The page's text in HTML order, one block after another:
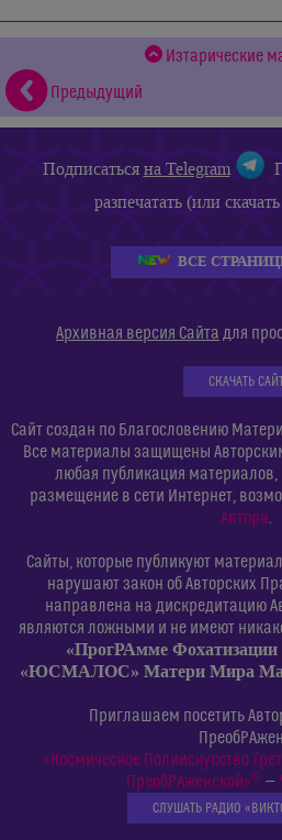
Изтарические
Предыдущий
Подписатьсяна Telegram
разпечатать (или
ВСЕ
Архивная версия Сайта для
СКАЧАТЬ
Сайт создан по Благословению
Все материалы защищены
любая публикация материалов,
размещение в сети Интернет,
Автора.
Сайты, которые публикуют
нарушают закон об Авторских
направлена на дискредитацию
являются ложными и не имеют
«ПрогРАмме
«ЮСМАЛОС» Матери Мира
Приглашаем посетить
«Космическое Полиискусство
ПреобРАженской»©—
СЛУШАТЬ РАДИО